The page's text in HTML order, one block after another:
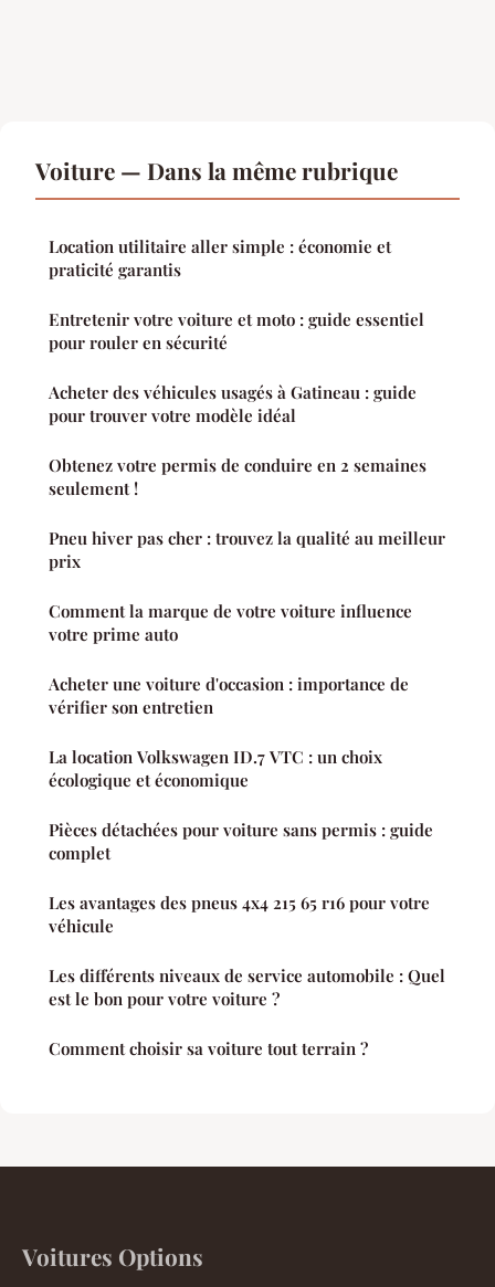
Voiture — Dans la même rubrique
Location utilitaire aller simple : économie et
praticité garantis
Entretenir votre voiture et moto : guide essentiel
pour rouler en sécurité
Acheter des véhicules usagés à Gatineau : guide
pour trouver votre modèle idéal
Obtenez votre permis de conduire en 2 semaines
seulement !
Pneu hiver pas cher : trouvez la qualité au meilleur
prix
Comment la marque de votre voiture influence
votre prime auto
Acheter une voiture d'occasion : importance de
vérifier son entretien
La location Volkswagen ID.7 VTC : un choix
écologique et économique
Pièces détachées pour voiture sans permis : guide
complet
Les avantages des pneus 4x4 215 65 r16 pour votre
véhicule
Les différents niveaux de service automobile : Quel
est le bon pour votre voiture ?
Comment choisir sa voiture tout terrain ?
Voitures Options